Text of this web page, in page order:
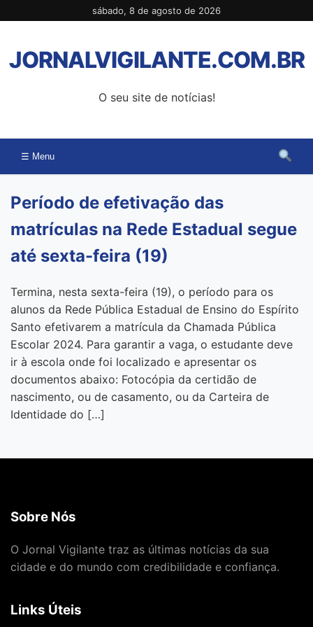
para
conteúdo
sábado, 8 de agosto de 2026
JORNALVIGILANTE.COM.BR
O seu site de notícias!
☰ Menu
Período de efetivação das
matrículas na Rede Estadual segue
até sexta-feira (19)
Termina, nesta sexta-feira (19), o período para os
alunos da Rede Pública Estadual de Ensino do Espírito
Santo efetivarem a matrícula da Chamada Pública
Escolar 2024. Para garantir a vaga, o estudante deve
ir à escola onde foi localizado e apresentar os
documentos abaixo: Fotocópia da certidão de
nascimento, ou de casamento, ou da Carteira de
Identidade do […]
Sobre Nós
O Jornal Vigilante traz as últimas notícias da sua
cidade e do mundo com credibilidade e confiança.
Links Úteis